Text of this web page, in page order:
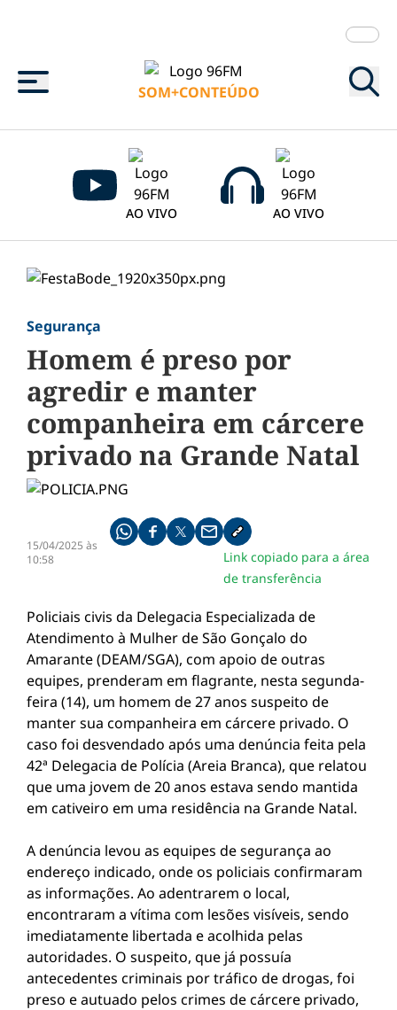
Menu
SOM+CONTEÚDO
AO VIVO AO VIVO
Segurança
Homem é preso por
agredir e manter
companheira em cárcere
privado na Grande Natal
15/04/2025 às
10:58
Compartilhe pelo whatsapp
Compartilhar no facebook
Compartilhar no twitter
Compartilhe pelo email
Copiar link da notícia
Link copiado para a área
de transferência
Policiais civis da Delegacia Especializada de
Atendimento à Mulher de São Gonçalo do
Amarante (DEAM/SGA), com apoio de outras
equipes, prenderam em flagrante, nesta segunda-
feira (14), um homem de 27 anos suspeito de
manter sua companheira em cárcere privado. O
caso foi desvendado após uma denúncia feita pela
42ª Delegacia de Polícia (Areia Branca), que relatou
que uma jovem de 20 anos estava sendo mantida
em cativeiro em uma residência na Grande Natal.
A denúncia levou as equipes de segurança ao
endereço indicado, onde os policiais confirmaram
as informações. Ao adentrarem o local,
encontraram a vítima com lesões visíveis, sendo
imediatamente libertada e acolhida pelas
autoridades. O suspeito, que já possuía
antecedentes criminais por tráfico de drogas, foi
preso e autuado pelos crimes de cárcere privado,